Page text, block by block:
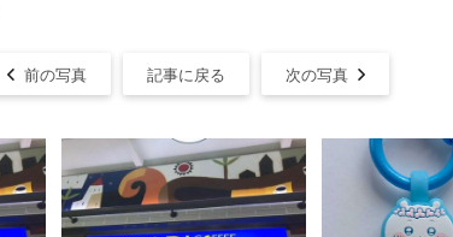
前の写真 記事に戻る 次の写真